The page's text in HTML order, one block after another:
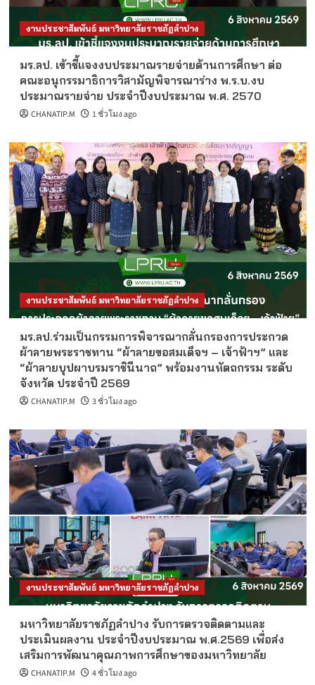
งานประชาสัมพันธ์ มหาวิทยาลัยราชภัฏลำปาง
มร.ลป. เข้าชี้แจงงบประมาณรายจ่ายด้านการศึกษา ต่อ
คณะอนุกรรมาธิการวิสามัญพิจารณาร่าง พ.ร.บ.งบ
ประมาณรายจ่าย ประจำปีงบประมาณ พ.ศ. 2570
CHANATIP.M 1 ชั่วโมง ago
งานประชาสัมพันธ์ มหาวิทยาลัยราชภัฏลำปาง
มร.ลป.ร่วมเป็นกรรมการพิจารณากลั่นกรองการประกวด
ผ้าลายพระราชทาน “ผ้าลายขอสมเด็จฯ – เจ้าฟ้าฯ” และ
“ผ้าลายบุปผาบรมราชินีนาถ” พร้อมงานหัตถกรรม ระดับ
จังหวัด ประจำปี 2569
CHANATIP.M 3 ชั่วโมง ago
งานประชาสัมพันธ์ มหาวิทยาลัยราชภัฏลำปาง
มหาวิทยาลัยราชภัฏลำปาง รับการตรวจติดตามและ
ประเมินผลงาน ประจำปีงบประมาณ พ.ศ.2569 เพื่อส่ง
เสริมการพัฒนาคุณภาพการศึกษาของมหาวิทยาลัย
CHANATIP.M 4 ชั่วโมง ago